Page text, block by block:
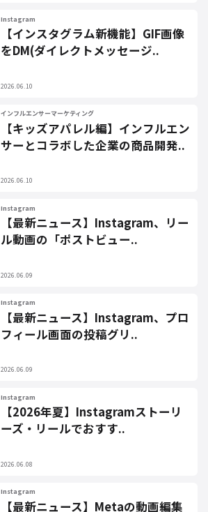
Instagram
【インスタグラム新機能】GIF画像
をDM(ダイレクトメッセージ..
2026.06.10
インフルエンサーマーケティング
【キッズアパレル編】インフルエン
サーとコラボした企業の商品開発..
2026.06.10
Instagram
【最新ニュース】Instagram、リー
ル動画の「ポストビュー..
2026.06.09
Instagram
【最新ニュース】Instagram、プロ
フィール画面の投稿グリ..
2026.06.09
Instagram
【2026年夏】Instagramストーリ
ーズ・リールでおすす..
2026.06.08
Instagram
【最新ニュース】Metaの動画編集